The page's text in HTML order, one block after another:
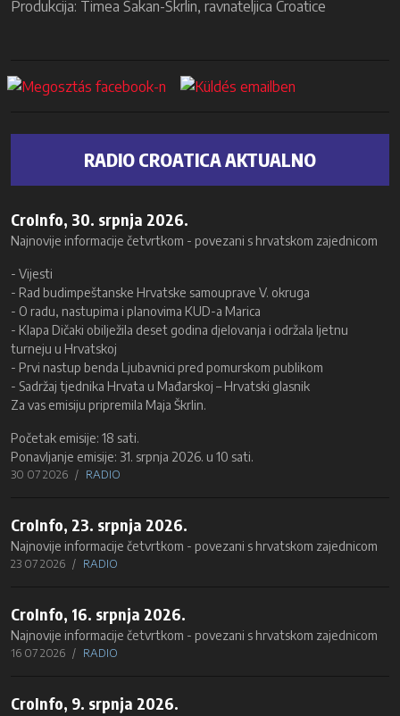
Produkcija: Timea Šakan-Škrlin, ravnateljica Croatice
RADIO CROATICA AKTUALNO
CroInfo, 30. srpnja 2026.
Najnovije informacije četvrtkom - povezani s hrvatskom zajednicom
- Vijesti
- Rad budimpeštanske Hrvatske samouprave V. okruga
- O radu, nastupima i planovima KUD-a Marica
- Klapa Dičaki obilježila deset godina djelovanja i održala ljetnu
turneju u Hrvatskoj
- Prvi nastup benda Ljubavnici pred pomurskom publikom
- Sadržaj tjednika Hrvata u Mađarskoj – Hrvatski glasnik
Za vas emisiju pripremila Maja Škrlin.
Početak emisije: 18 sati.
Ponavljanje emisije: 31. srpnja 2026. u 10 sati.
30 07 2026 RADIO
CroInfo, 23. srpnja 2026.
Najnovije informacije četvrtkom - povezani s hrvatskom zajednicom
23 07 2026 RADIO
CroInfo, 16. srpnja 2026.
Najnovije informacije četvrtkom - povezani s hrvatskom zajednicom
16 07 2026 RADIO
CroInfo, 9. srpnja 2026.